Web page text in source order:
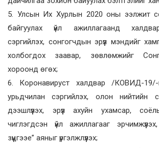
5. Улсын Их Хурлын 2020 оны ээлжит
байгуулах үйл ажиллагаанд
сэргийлэх, сонгогчдын эрүүл мэндийг
холбогдох заавар, зөвлөмжийг
хороонд өгөх;
6. Коронавируст халдвар /КОВИД-
урьдчилан сэргийлэх, олон нийтийн
дээшлүүлэх, эрүүл ахуйн ухамсар,
чиглэгдсэн үйл ажиллагааг
зүүцгээе” аяныг үргэлжлүүлэх;